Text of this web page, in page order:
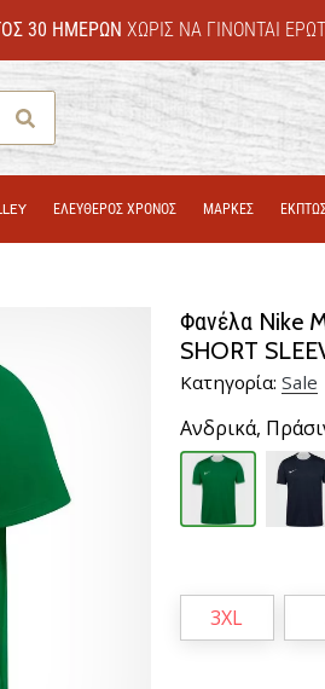
30 ΗΜΕΡΏΝ ΧΩΡΊΣ ΝΑ ΓΊΝΟΝΤΑΙ
ΕΛΕΥΘΕΡΟΣ ΧΡΟΝΟΣ ΜΑΡΚΕΣ
Φανέλα Nike
SHORT
Κατηγορία: Sale
Ανδρικά,
3XL